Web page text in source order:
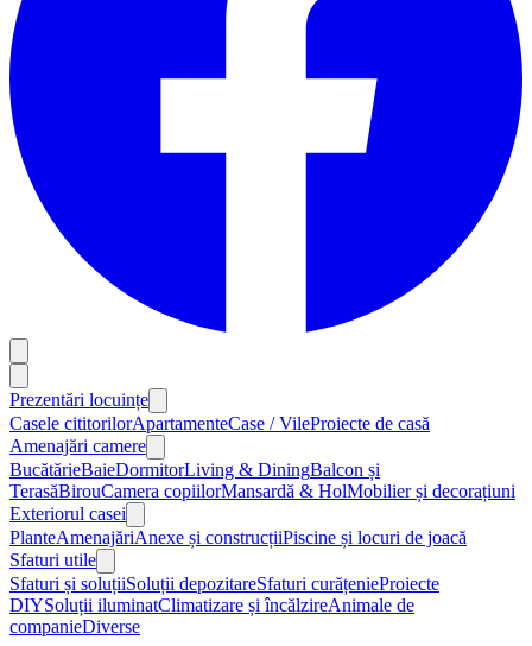
Prezentări locuințe
Casele cititorilorApartamenteCase / VileProiecte de casă
Amenajări camere
BucătărieBaieDormitorLiving & DiningBalcon și
TerasăBirouCamera copiilorMansardă & HolMobilier și decorațiuni
Exteriorul casei
PlanteAmenajăriAnexe și construcțiiPiscine și locuri de joacă
Sfaturi utile
Sfaturi și soluțiiSoluții depozitareSfaturi curățenieProiecte
DIYSoluții iluminatClimatizare și încălzireAnimale de
companieDiverse